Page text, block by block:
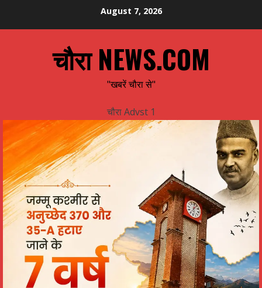
August 7, 2026
चौरा NEWS.COM
"खबरें चौरा से"
चौरा Advst 1